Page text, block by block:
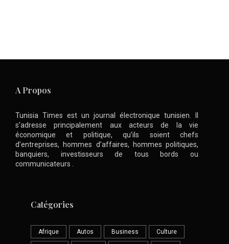
A Propos
Tunisia Times est un journal électronique tunisien. Il
s’adresse principalement aux acteurs de la vie
économique et politique, qu’ils soient chefs
d’entreprises, hommes d’affaires, hommes politiques,
banquiers, investisseurs de tous bords ou
communicateurs .
Catégories
Afrique Autos Business Culture